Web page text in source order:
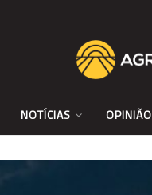
NOTÍCIAS OPINIÃO